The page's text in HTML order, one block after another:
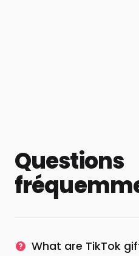
Questions
What are TikTok